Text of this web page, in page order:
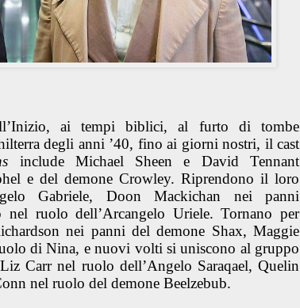
ai tempi biblici, al furto di tombe
degli anni ’40, fino ai giorni nostri, il cast
include Michael Sheen e David Tennant
e del demone Crowley. Riprendono il loro
Gabriele, Doon Mackichan nei panni
ruolo dell’Arcangelo Uriele. Tornano per
nei panni del demone Shax, Maggie
di Nina, e nuovi volti si uniscono al gruppo
Carr nel ruolo dell’Angelo Saraqael, Quelin
nel ruolo del demone Beelzebub.